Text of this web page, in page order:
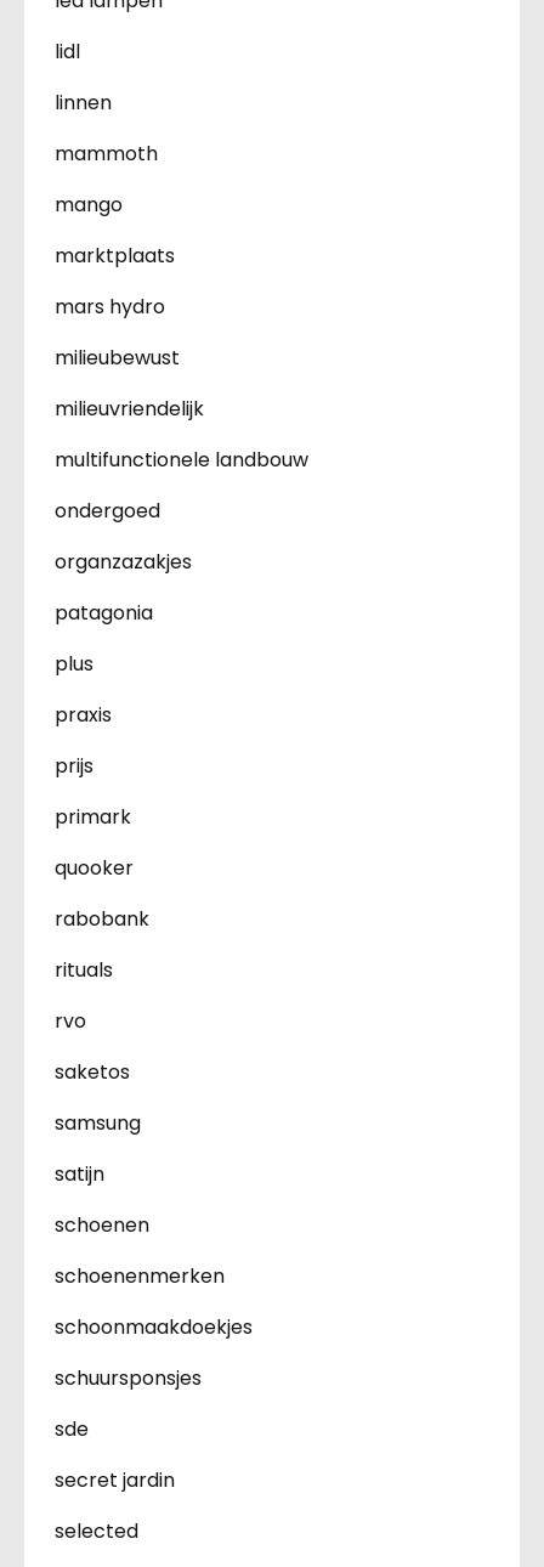
lidl
linnen
mammoth
mango
marktplaats
mars hydro
milieubewust
milieuvriendelijk
multifunctionele landbouw
ondergoed
organzazakjes
patagonia
plus
praxis
prijs
primark
quooker
rabobank
rituals
rvo
saketos
samsung
satijn
schoenen
schoenenmerken
schoonmaakdoekjes
schuursponsjes
sde
secret jardin
selected